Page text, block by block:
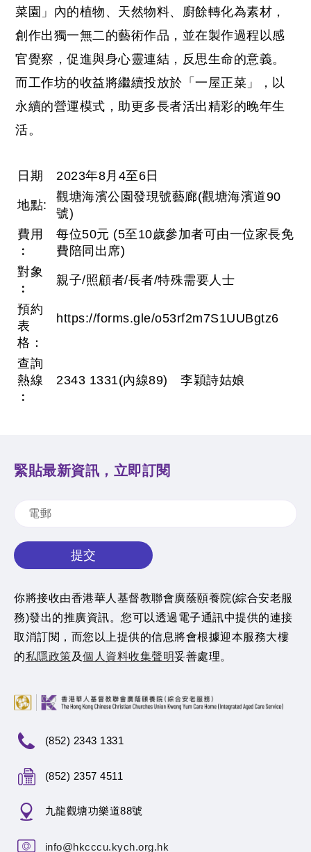
菜園」內的植物、天然物料、廚餘轉化為素材，
創作出獨一無二的藝術作品，並在製作過程以感
官覺察，促進與身心靈連結，反思生命的意義。
而工作坊的收益將繼續投放於「一屋正菜」，以
永續的營運模式，助更多長者活出精彩的晚年生
活。
日期 2023年8月4至6日
地點:
觀塘海濱公園發現號藝廊(觀塘海濱道90
號)
費用
︰
每位50元 (5至10歲參加者可由一位家長免
費陪同出席)
對象
︰
親子/照顧者/長者/特殊需要人士
預約
表
格：
https://forms.gle/o53rf2m7S1UUBgtz6
查詢
熱線
︰
2343 1331(內線89) 李穎詩姑娘
緊貼最新資訊，立即訂閱
提交
你將接收由香港華人基督教聯會廣蔭頤養院(綜合安老服
務)發出的推廣資訊。您可以透過電子通訊中提供的連接
取消訂閱，而您以上提供的信息將會根據迎本服務大樓
的私隱政策及個人資料收集聲明妥善處理。
(852) 2343 1331
(852) 2357 4511
九龍觀塘功樂道88號
info@hkcccu.kych.org.hk